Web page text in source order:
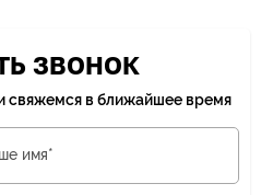
ЗВОНОК
свяжемся в ближайшее время
имя*